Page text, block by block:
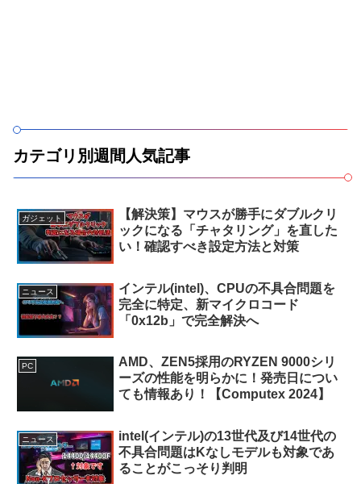
カテゴリ別週間人気記事
ガジェット
【解決策】マウスが勝手にダブルクリ
ックになる「チャタリング」を直した
い！確認すべき設定方法と対策
ニュース
インテル(intel)、CPUの不具合問題を
完全に特定、新マイクロコード
「0x12b」で完全解決へ
PC
AMD、ZEN5採用のRYZEN 9000シリ
ーズの性能を明らかに！発売日につい
ても情報あり！【Computex 2024】
ニュース
intel(インテル)の13世代及び14世代の
不具合問題はKなしモデルも対象であ
ることがこっそり判明